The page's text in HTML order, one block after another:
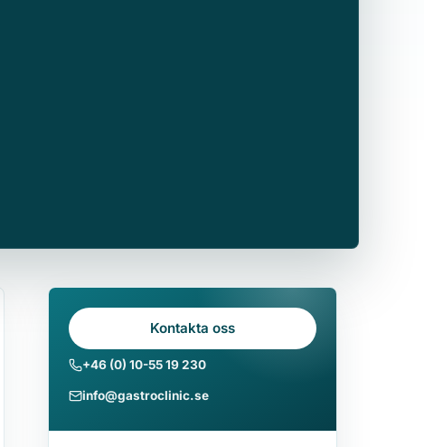
Kontakta oss
+46 (0) 10-55 19 230
info@gastroclinic.se